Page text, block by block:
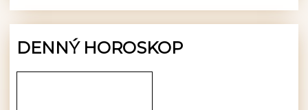
DENNÝ HOROSKOP